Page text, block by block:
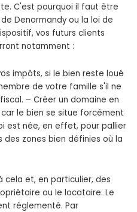
C'est pourquoi il faut être
Denormandy ou la loi de
vos futurs clients
notamment :
impôts, si le bien reste loué
de votre famille s'il ne
– Créer un domaine en
le bien se situe forcément
est née, en effet, pour pallier
zones bien définies où la
cela et, en particulier, des
ou le locataire. Le
réglementé. Par